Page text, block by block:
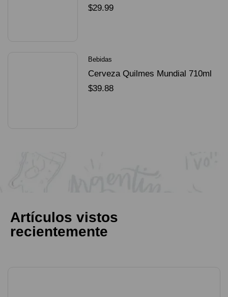
Dorado Mundial
$29.99
Bebidas
Cerveza Quilmes Mundial 710ml
packX4
$39.88
Artículos vistos
recientemente